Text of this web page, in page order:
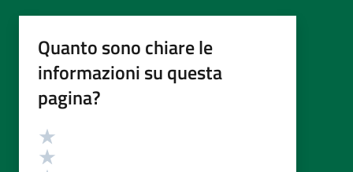
Quanto sono chiare le
informazioni su questa
pagina?
Valutazione